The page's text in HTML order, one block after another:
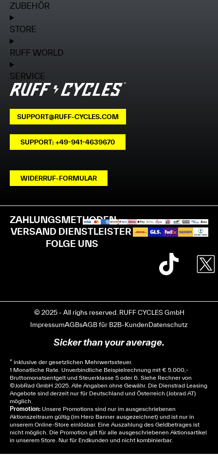
ZUBEHÖR
STORE
RUFF WORLD
SERVICE
SUPPORT@RUFF-CYCLES.COM
SUPPORT: +49-941-4639670
WIDERRUF-FORMULAR
ZAHLUNGSMETHODEN
VERSAND DIENSTLEISTER
FOLGE UNS
© 2025 - All righs reserved. RUFF CYCLES GmbH
ImpressumAGBsAGB für B2B-KundenDatenschutz
Sicker than your average.
* inklusive der gesetzlichen Mehrwertssteuer.
1 Monatliche Rate. Unverbindliche Beispielrechnung mit € 5.000,-
Bruttomonatsentgelt und Steuerklasse 5 oder 6. Siehe Rechner von
© JobRad GmbH 2025. Alle Angaben ohne Gewähr. Die Dienstrad Leasing
Angebote sind derzeit nur für Deutschland und Österreich (Jobrad AT)
möglich.
Promotion: Unsere Promotions sind nur im ausgeschriebenen
Aktionszeitraum gültig (im Hero Banner ausgezeichnet) und ist nur in
unserem Online-Store einlösbar. Eine Auszahlung des Geldbetrages ist
nicht möglich. Die Promotion gilt für alle ausgeschriebenen Aktionsartikel
in unserem Store. Nur für Endkunden und nicht kombinierbar.